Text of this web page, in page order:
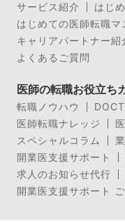
サービス紹介
はじ
はじめての医師転職マ
キャリアパートナー紹
よくあるご質問
医師の転職お役立ち
転職ノウハウ
医師転職ナレッジ
スペシャルコラム
開業医支援サポート
求人のお知らせ代行
開業医支援サポート